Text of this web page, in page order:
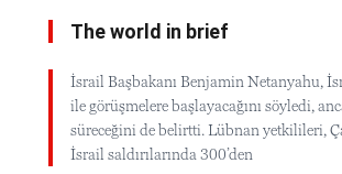
The world in brief
İsrail Başbakanı Benjamin Netanyahu,
ile görüşmelere başlayacağını söyledi,
süreceğini de belirtti. Lübnan yetkilileri,
İsrail saldırılarında 300’den